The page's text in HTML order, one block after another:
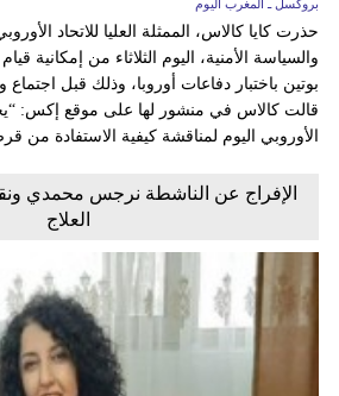
بروكسل ـ المغرب اليوم
حذرت كايا كالاس، الممثلة العليا للاتحاد
والسياسة الأمنية، اليوم الثلاثاء من إمكانية
بوتين باختبار دفاعات أوروبا، وذلك قبل اجتماع
قالت كالاس في منشور لها على موقع إكس:
الأوروبي اليوم لمناقشة كيفية الاستفادة من
الإفراج عن الناشطة نرجس محمدي
العلاج